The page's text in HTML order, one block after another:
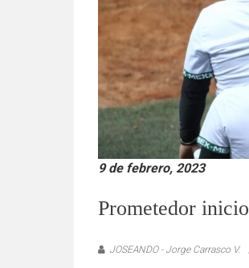
9 de febrero, 2023
Prometedor inicio
JOSEANDO - Jorge Carrasco V.